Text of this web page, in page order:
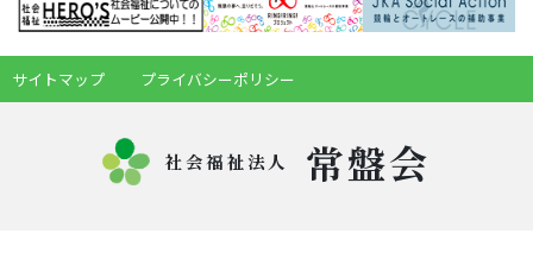
サイトマップ プライバシーポリシー
社会福祉法人 常盤会